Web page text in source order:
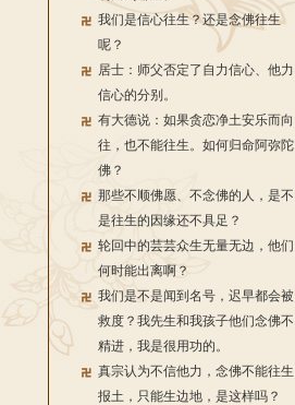
我们是信心往生？还是念佛往生
呢？
居士：师父否定了自力信心、他力
信心的分别。
有大德说：如果贪恋净土安乐而向
往，也不能往生。如何归命阿弥陀
佛？
那些不顺佛愿、不念佛的人，是不
是往生的因缘还不具足？
轮回中的芸芸众生无量无边，他们
何时能出离啊？
我们是不是闻到名号，迟早都会被
救度？我先生和我孩子他们念佛不
精进，我是很用功的。
真宗认为不信他力，念佛不能往生
报土，只能生边地，是这样吗？